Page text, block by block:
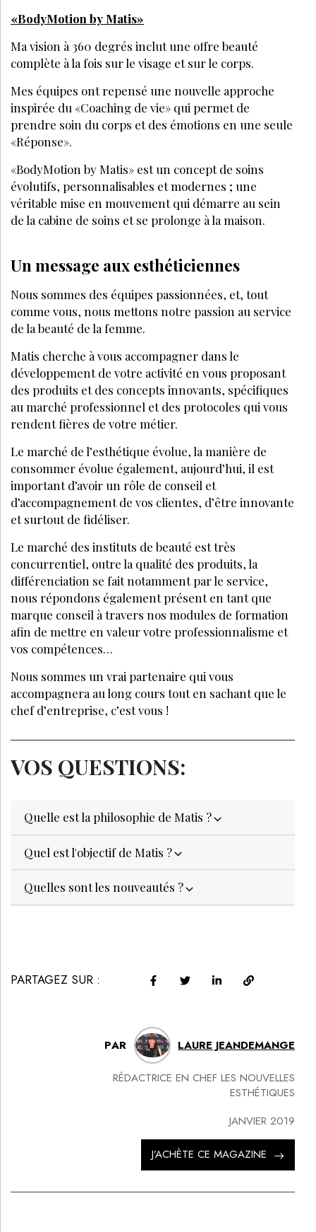
«BodyMotion by Matis»
Ma vision à 360 degrés inclut une offre beauté
complète à la fois sur le visage et sur le corps.
Mes équipes ont repensé une nouvelle approche
inspirée du «Coaching de vie» qui permet de
prendre soin du corps et des émotions en une seule
«Réponse».
«BodyMotion by Matis» est un concept de soins
évolutifs, personnalisables et modernes ; une
véritable mise en mouvement qui démarre au sein
de la cabine de soins et se prolonge à la maison.
Un message aux esthéticiennes
Nous sommes des équipes passionnées, et, tout
comme vous, nous mettons notre passion au service
de la beauté de la femme.
Matis cherche à vous accompagner dans le
développement de votre activité en vous proposant
des produits et des concepts innovants, spécifiques
au marché professionnel et des protocoles qui vous
rendent fières de votre métier.
Le marché de l’esthétique évolue, la manière de
consommer évolue également, aujourd’hui, il est
important d’avoir un rôle de conseil et
d’accompagnement de vos clientes, d’être innovante
et surtout de fidéliser.
Le marché des instituts de beauté est très
concurrentiel, outre la qualité des produits, la
différenciation se fait notamment par le service,
nous répondons également présent en tant que
marque conseil à travers nos modules de formation
afin de mettre en valeur votre professionnalisme et
vos compétences…
Nous sommes un vrai partenaire qui vous
accompagnera au long cours tout en sachant que le
chef d’entreprise, c’est vous !
VOS QUESTIONS:
Quelle est la philosophie de Matis ?
Quel est l'objectif de Matis ?
Quelles sont les nouveautés ?
PARTAGEZ SUR :
PAR LAURE JEANDEMANGE
RÉDACTRICE EN CHEF LES NOUVELLES
ESTHÉTIQUES
JANVIER 2019
J’ACHÈTE CE MAGAZINE